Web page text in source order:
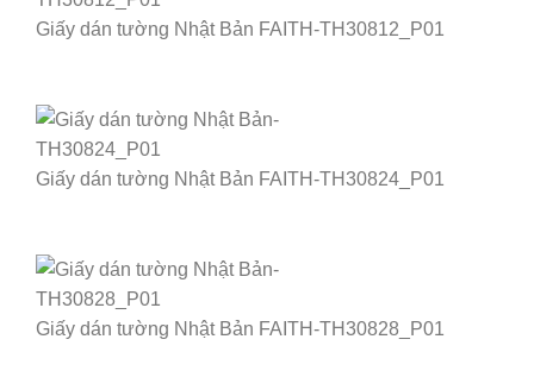
Giấy dán tường Nhật Bản FAITH-TH30812_P01
Giấy dán tường Nhật Bản FAITH-TH30824_P01
Giấy dán tường Nhật Bản FAITH-TH30828_P01